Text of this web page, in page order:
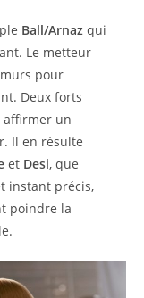
Ball/Arnaz qui
Le metteur
pour
Deux forts
affirmer un
Il en résulte
et Desi, que
instant précis,
poindre la